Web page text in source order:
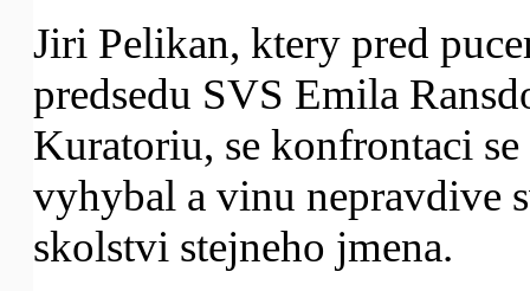
Jiri Pelikan, ktery pred
predsedu SVS Emila
Kuratoriu, se konfrontaci
vyhybal a vinu nepravdive
skolstvi stejneho jmena.